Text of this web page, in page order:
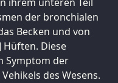
ihrem unteren Teil
der bronchialen
Becken und von
Diese
Symptom der
des Wesens.